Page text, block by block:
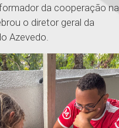
da cooperação na
o diretor geral da
Azevedo.